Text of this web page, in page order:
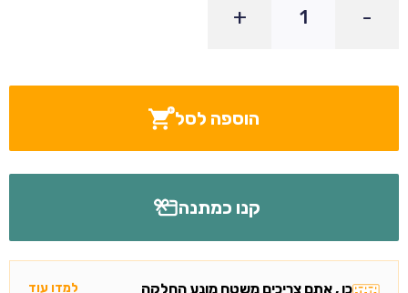
-
+
קנו כמתנה
הוספה לסל
כן , אתם צריכים משטח מונע החלקה
למדו עוד